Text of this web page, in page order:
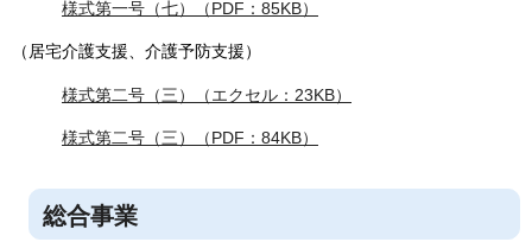
様式第一号（七）（PDF：85KB）
（居宅介護支援、介護予防支援）
様式第二号（三）（エクセル：23KB）
様式第二号（三）（PDF：84KB）
総合事業